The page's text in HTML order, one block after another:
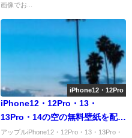
画像でお...
iPhone12・12Pro
iPhone12・12Pro・13・
13Pro・14の空の無料壁紙を配信
中
アップルiPhone12・12Pro・13・13Pro・